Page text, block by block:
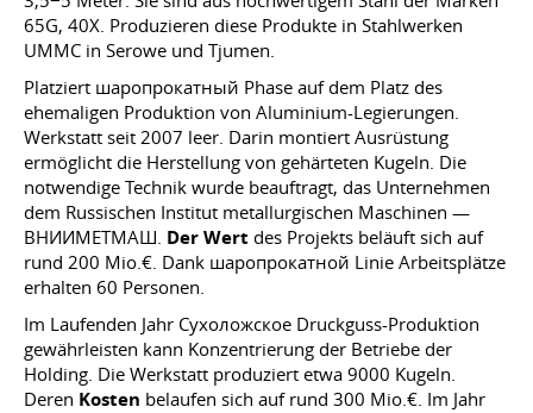
65G, 40X. Produzieren diese Produkte in Stahlwerken
UMMC in Serowe und Tjumen.
Platziert шаропрокатный Phase auf dem Platz des
ehemaligen Produktion von Aluminium-Legierungen.
Werkstatt seit 2007 leer. Darin montiert Ausrüstung
ermöglicht die Herstellung von gehärteten Kugeln. Die
notwendige Technik wurde beauftragt, das Unternehmen
dem Russischen Institut metallurgischen Maschinen —
ВНИИМЕТМАШ. Der Wert des Projekts beläuft sich auf
rund 200 Mio.€. Dank шаропрокатной Linie Arbeitsplätze
erhalten 60 Personen.
Im Laufenden Jahr Сухоложское Druckguss-Produktion
gewährleisten kann Konzentrierung der Betriebe der
Holding. Die Werkstatt produziert etwa 9000 Kugeln.
Deren Kosten belaufen sich auf rund 300 Mio.€. Im Jahr